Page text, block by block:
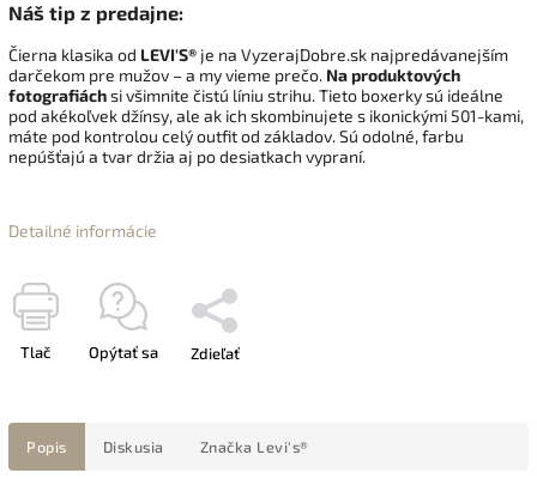
Náš tip z predajne:
Čierna klasika od LEVI'S® je na VyzerajDobre.sk najpredávanejším
darčekom pre mužov – a my vieme prečo. Na produktových
fotografiáchsi všimnite čistú líniu strihu. Tieto boxerky sú ideálne
pod akékoľvek džínsy, ale ak ich skombinujete s ikonickými 501-kami,
máte pod kontrolou celý outfit od základov. Sú odolné, farbu
nepúšťajú a tvar držia aj po desiatkach vypraní.
Detailné informácie
Tlač Opýtať sa Zdieľať
Popis Diskusia Značka Levi's®